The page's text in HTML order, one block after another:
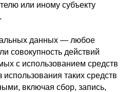
или иному субъекту
данных — любое
совокупность действий
с использованием средств
таких средств
включая сбор, запись,